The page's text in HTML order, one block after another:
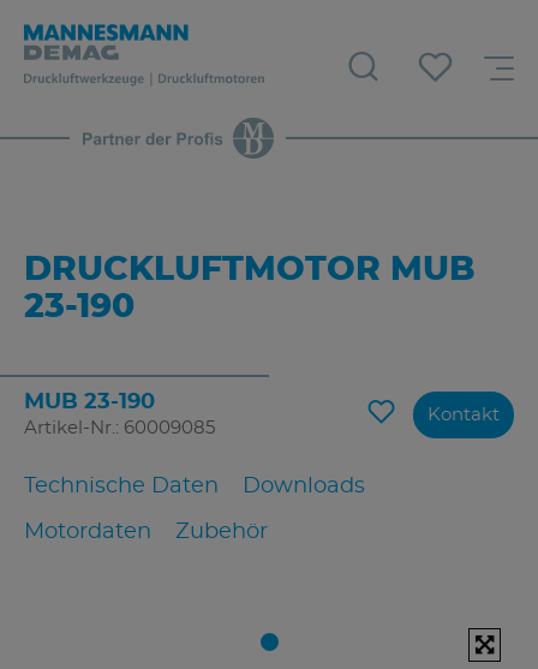
DRUCKLUFTMOTOR MUB
23-190
MUB 23-190
Artikel-Nr.: 60009085
Technische Daten Downloads
Motordaten Zubehör
Kontakt